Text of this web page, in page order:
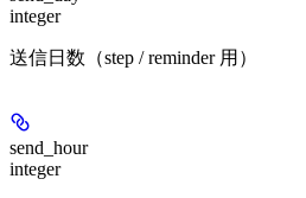
integer
送信日数（step / reminder 用）
send_hour
integer